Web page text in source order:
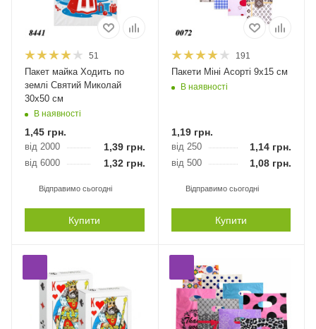
51
Пакет майка Ходить по
землі Святий Миколай
30х50 см
В наявності
1,45 грн.
від 2000 1,39грн.
від 6000 1,32грн.
Відправимо сьогодні
Купити
191
Пакети Міні Асорті 9х15 см
В наявності
1,19грн.
від 250 1,14 грн.
від 500 1,08 грн.
Відправимо сьогодні
Купити